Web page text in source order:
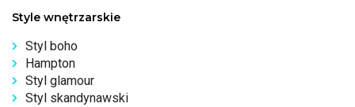
Style wnętrzarskie
Styl boho
Hampton
Styl glamour
Styl skandynawski